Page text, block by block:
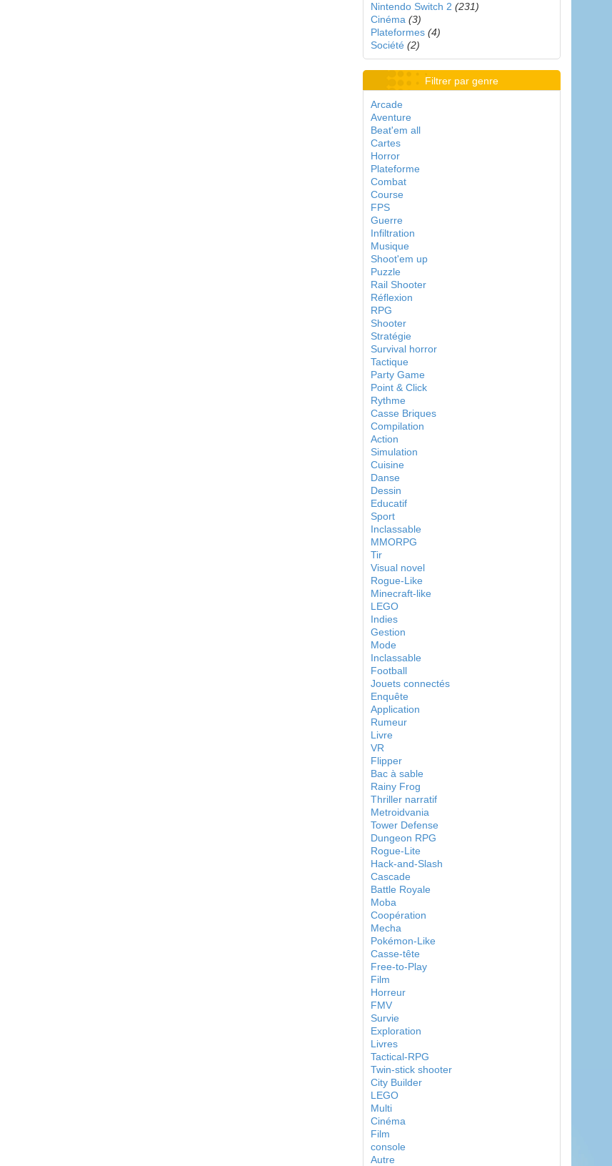
Nintendo Switch 2 (231)
Cinéma (3)
Plateformes (4)
Société (2)
Filtrer par genre
Arcade
Aventure
Beat'em all
Cartes
Horror
Plateforme
Combat
Course
FPS
Guerre
Infiltration
Musique
Shoot'em up
Puzzle
Rail Shooter
Réflexion
RPG
Shooter
Stratégie
Survival horror
Tactique
Party Game
Point & Click
Rythme
Casse Briques
Compilation
Action
Simulation
Cuisine
Danse
Dessin
Educatif
Sport
Inclassable
MMORPG
Tir
Visual novel
Rogue-Like
Minecraft-like
LEGO
Indies
Gestion
Mode
Inclassable
Football
Jouets connectés
Enquête
Application
Rumeur
Livre
VR
Flipper
Bac à sable
Rainy Frog
Thriller narratif
Metroidvania
Tower Defense
Dungeon RPG
Rogue-Lite
Hack-and-Slash
Cascade
Battle Royale
Moba
Coopération
Mecha
Pokémon-Like
Casse-tête
Free-to-Play
Film
Horreur
FMV
Survie
Exploration
Livres
Tactical-RPG
Twin-stick shooter
City Builder
LEGO
Multi
Cinéma
Film
console
Autre